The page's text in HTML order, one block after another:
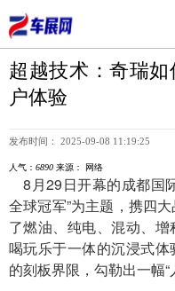
超越技术：奇瑞如
户体验
发布时间： 2025-09-08 11:19:25
人气： 6890 来源： 网络
8月29日开幕的成都国
全球冠军”为主题，携四
了燃油、纯电、混动、
喝玩乐于一体的沉浸式
的刻板界限，勾勒出一幅“